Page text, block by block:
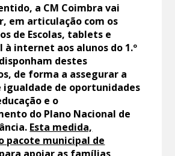
a CM Coimbra vai
em articulação com os
de Escolas, tablets e
à internet aos alunos do 1.º
destes
de forma a assegurar a
igualdade de oportunidades
e o
do Plano Nacional de
Esta medida,
pacote municipal de
apoiar as famílias